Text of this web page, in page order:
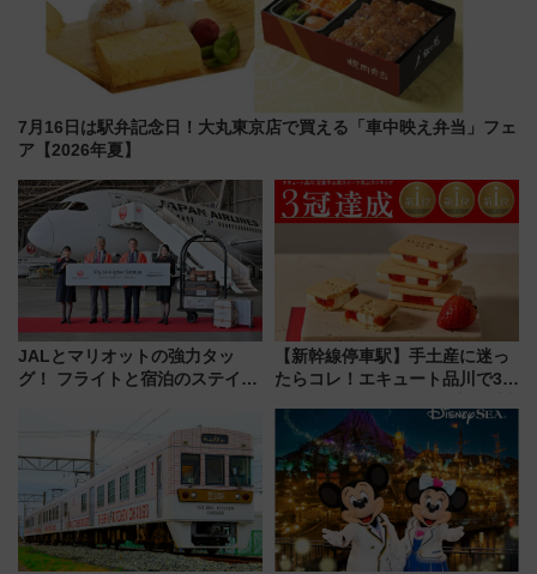
7月16日は駅弁記念日！大丸東京店で買える「車中映え弁当」フェ
ア【2026年夏】
JALとマリオットの強力タッ
グ！ フライトと宿泊のステイタ
上級会員資格を効率よく獲得す
【新幹線停車駅】手土産に迷っ
たらコレ！エキュート品川で3年
産スイーツとは？